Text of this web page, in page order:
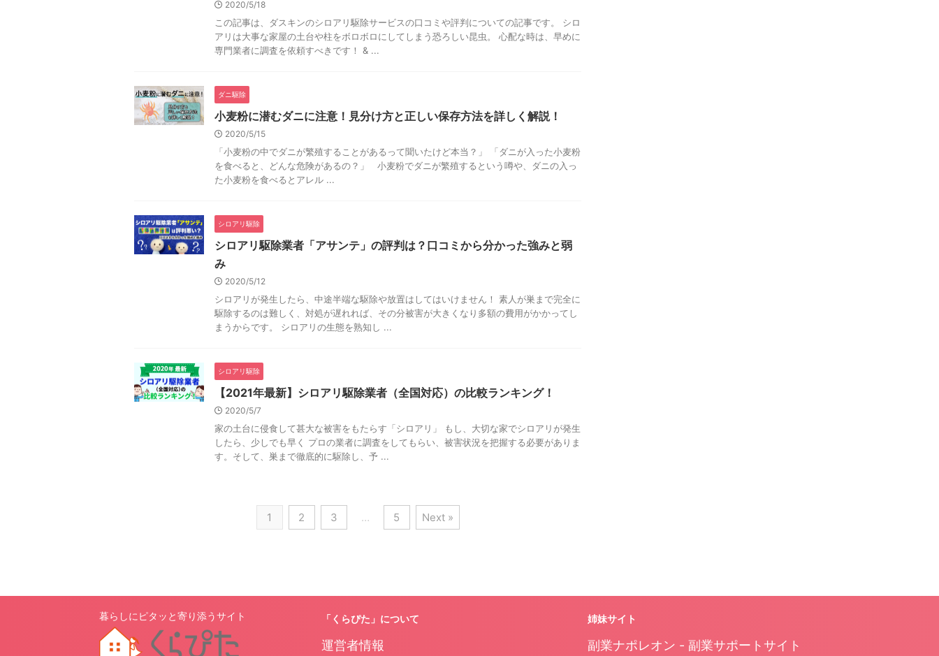
2020/5/18
この記事は、ダスキンのシロアリ駆除サービスの口コミや評判についての記事です。 シロ
アリは大事な家屋の土台や柱をボロボロにしてしまう恐ろしい昆虫。 心配な時は、早めに
専門業者に調査を依頼すべきです！ & ...
ダニ駆除
小麦粉に潜むダニに注意！見分け方と正しい保存方法を詳しく解説！
2020/5/15
「小麦粉の中でダニが繁殖することがあるって聞いたけど本当？」 「ダニが入った小麦粉
を食べると、どんな危険があるの？」 小麦粉でダニが繁殖するという噂や、ダニの入っ
た小麦粉を食べるとアレル ...
シロアリ駆除
シロアリ駆除業者「アサンテ」の評判は？口コミから分かった強みと弱
み
2020/5/12
シロアリが発生したら、中途半端な駆除や放置はしてはいけません！ 素人が巣まで完全に
駆除するのは難しく、対処が遅れれば、その分被害が大きくなり多額の費用がかかってし
まうからです。 シロアリの生態を熟知し ...
シロアリ駆除
【2021年最新】シロアリ駆除業者（全国対応）の比較ランキング！
2020/5/7
家の土台に侵食して甚大な被害をもたらす「シロアリ」 もし、大切な家でシロアリが発生
したら、少しでも早く プロの業者に調査をしてもらい、被害状況を把握する必要がありま
す。そして、巣まで徹底的に駆除し、予 ...
1 2 3 … 5 Next »
「くらぴた」について
運営者情報
姉妹サイト
副業ナポレオン - 副業サポートサイト
暮らしにピタッと寄り添うサイト